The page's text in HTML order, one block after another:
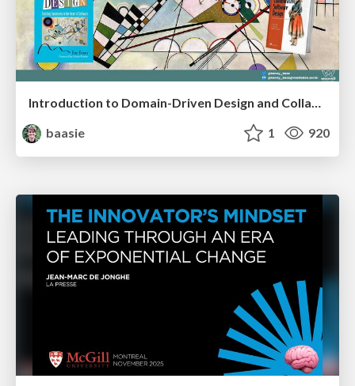
Introduction to Domain-Driven Design and Collaborative software design
baasie
1 920